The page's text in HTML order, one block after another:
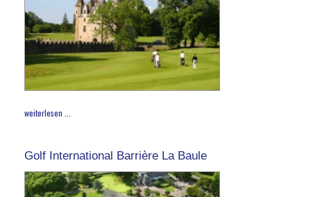
weiterlesen ...
Golf International Barrière La Baule